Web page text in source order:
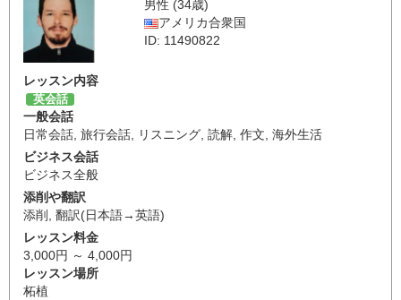
男性 (34歳)
アメリカ合衆国
ID: 11490822
レッスン内容
英会話
一般会話
日常会話, 旅行会話, リスニング, 読解, 作文, 海外生活
ビジネス会話
ビジネス全般
添削や翻訳
添削 , 翻訳(日本語→英語)
レッスン料金
3,000円 ～ 4,000円
レッスン場所
柘植